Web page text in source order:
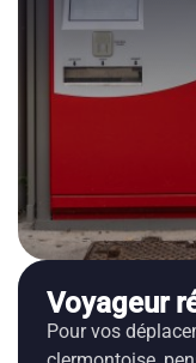
Voyageur
Pour vos